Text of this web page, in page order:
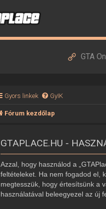
GTA
Gyors linkek GyIK
Fórum kezdőlap
GTAPLACE.HU -
Azzal, hogy használod a
feltételeket. Ha nem fogadod el,
megtesszük, hogy értesítsünk a
használatával beleegyezel az új